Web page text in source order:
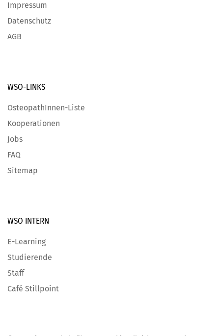
Impressum
Datenschutz
AGB
WSO-LINKS
OsteopathInnen-Liste
Kooperationen
Jobs
FAQ
Sitemap
WSO INTERN
E-Learning
Studierende
Staff
Café Stillpoint